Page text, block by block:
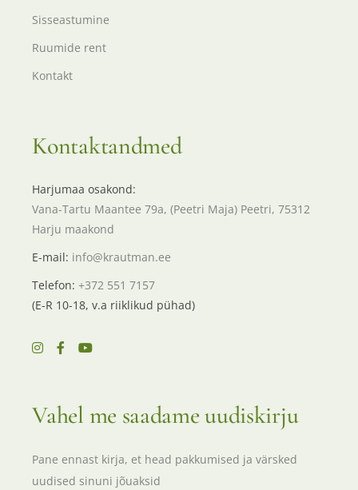
Sisseastumine
Ruumide rent
Kontakt
Kontaktandmed
Harjumaa osakond:
Vana-Tartu Maantee 79a, (Peetri Maja) Peetri, 75312
Harju maakond
E-mail: info@krautman.ee
Telefon:+372 551 7157
(E-R 10-18, v.a riiklikud pühad)
Vahel me saadame uudiskirju
Pane ennast kirja, et head pakkumised ja värsked
uudised sinuni jõuaksid